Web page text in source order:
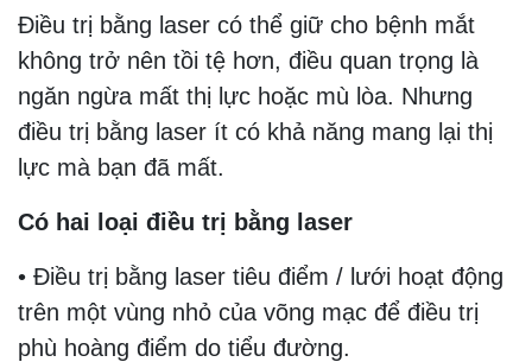
Điều trị bằng laser có thể giữ cho bệnh mắt
không trở nên tồi tệ hơn, điều quan trọng là
ngăn ngừa mất thị lực hoặc mù lòa. Nhưng
điều trị bằng laser ít có khả năng mang lại thị
lực mà bạn đã mất.
Có hai loại điều trị bằng laser
• Điều trị bằng laser tiêu điểm / lưới hoạt động
trên một vùng nhỏ của võng mạc để điều trị
phù hoàng điểm do tiểu đường.